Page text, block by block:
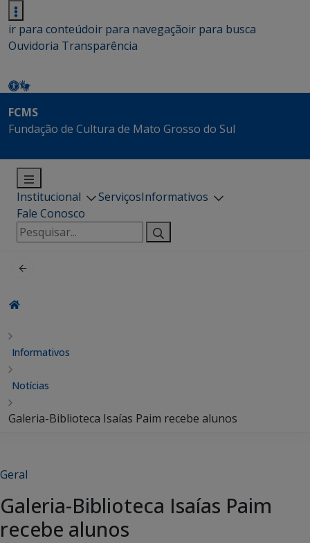
ir para conteúdoir para navegaçãoir para busca
Ouvidoria Transparência
FCMS
Fundação de Cultura de Mato Grosso do Sul
Institucional ServiçosInformativos
Fale Conosco
Pesquisar
por:
Informativos
Notícias
Galeria-Biblioteca Isaías Paim recebe alunos
Geral
Galeria-Biblioteca Isaías Paim
recebe alunos